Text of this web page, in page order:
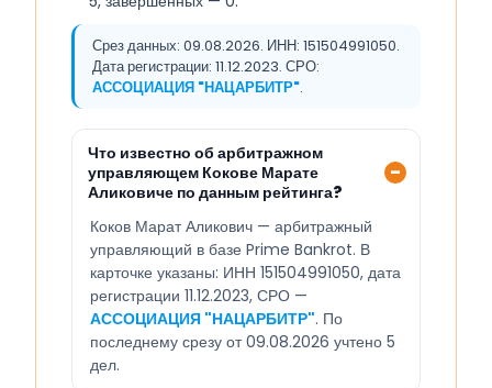
Срез данных: 09.08.2026. ИНН: 151504991050.
Дата регистрации: 11.12.2023. СРО:
АССОЦИАЦИЯ "НАЦАРБИТР".
Что известно об арбитражном
управляющем Кокове Марате
Аликовиче по данным рейтинга?
Коков Марат Аликович — арбитражный
управляющий в базе Prime Bankrot. В
карточке указаны: ИНН 151504991050, дата
регистрации 11.12.2023, СРО —
АССОЦИАЦИЯ "НАЦАРБИТР". По
последнему срезу от 09.08.2026 учтено 5
дел.